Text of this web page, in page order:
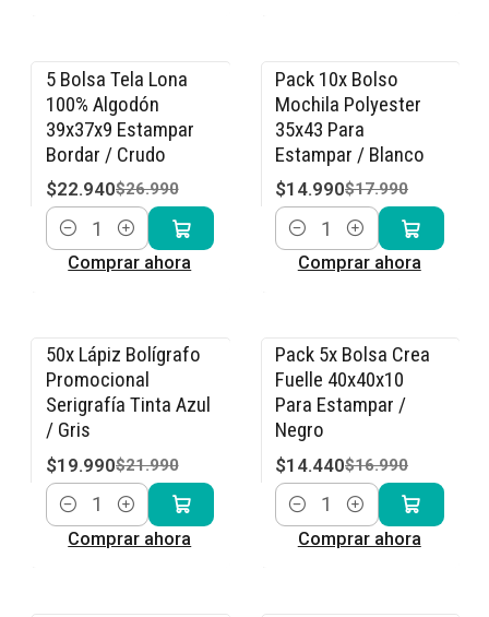
-15% OFF
5 Bolsa Tela Lona
100% Algodón
39x37x9 Estampar
Bordar / Crudo
$22.940$26.990
Cantidad
Comprar ahora
-17% OFF
Pack 10x Bolso
Mochila Polyester
35x43 Para
Estampar / Blanco
$14.990$17.990
Cantidad
Comprar ahora
-9% OFF
50x Lápiz Bolígrafo
Promocional
Serigrafía Tinta Azul
/ Gris
$19.990$21.990
Cantidad
Comprar ahora
-15% OFF
Pack 5x Bolsa Crea
Fuelle 40x40x10
Para Estampar /
Negro
$14.440$16.990
Cantidad
Comprar ahora